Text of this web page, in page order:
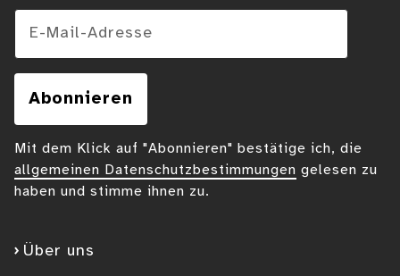
Über uns
Mit dem Klick auf "Abonnieren" bestätige ich, die
allgemeinen Datenschutzbestimmungen gelesen zu
haben und stimme ihnen zu.
E-Mail-Adresse
Abonnieren